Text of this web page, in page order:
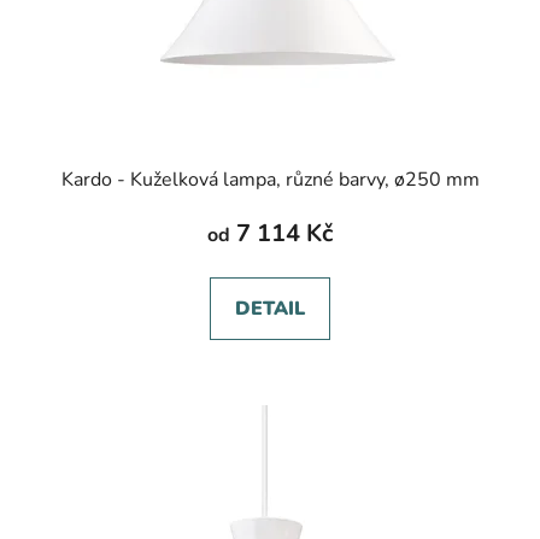
Kardo - Kuželková lampa, různé barvy, ø250 mm
od 7 114 Kč
DETAIL